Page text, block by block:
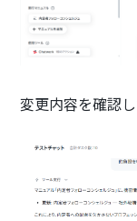
変更内容を確認